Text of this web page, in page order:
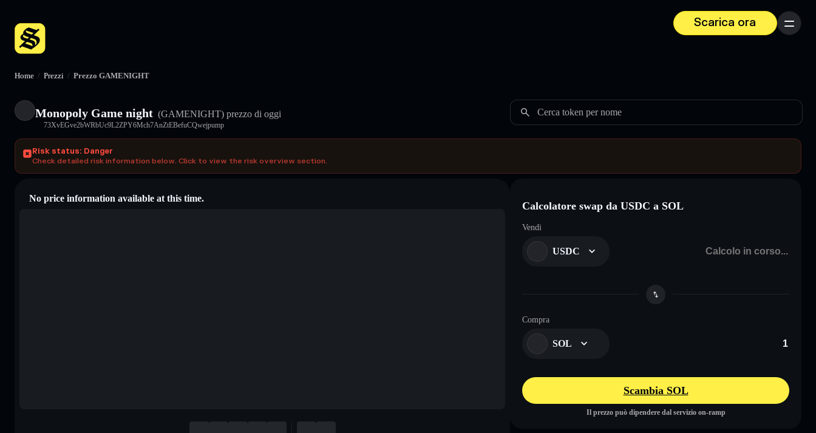
Scarica ora
Menu
Home / Prezzi / Prezzo GAMENIGHT
Monopoly Game night (GAMENIGHT) prezzo di oggi
73XvEGve2bWRbUc9L2ZPY6Mch7AnZtEBefuCQwejpump
Cerca token per nome
Risk status: Danger
Check detailed risk information below. Click to view the risk overview section.
No price information available at this time.
Calcolatore swap da USDC a SOL
Vendi
USDC
Compra
SOL
Scambia SOL
Il prezzo può dipendere dal servizio on-ramp